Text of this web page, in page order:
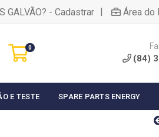
GALVÃO? - Cadastrar | Área do
0
(84)
E TESTE SPARE PARTS ENERGY